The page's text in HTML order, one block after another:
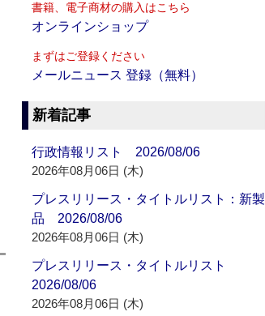
書籍、電子商材の購入はこちら
オンラインショップ
まずはご登録ください
メールニュース 登録（無料）
新着記事
行政情報リスト 2026/08/06
2026年08月06日 (木)
プレスリリース・タイトルリスト：新製
品 2026/08/06
2026年08月06日 (木)
プレスリリース・タイトルリスト
2026/08/06
2026年08月06日 (木)